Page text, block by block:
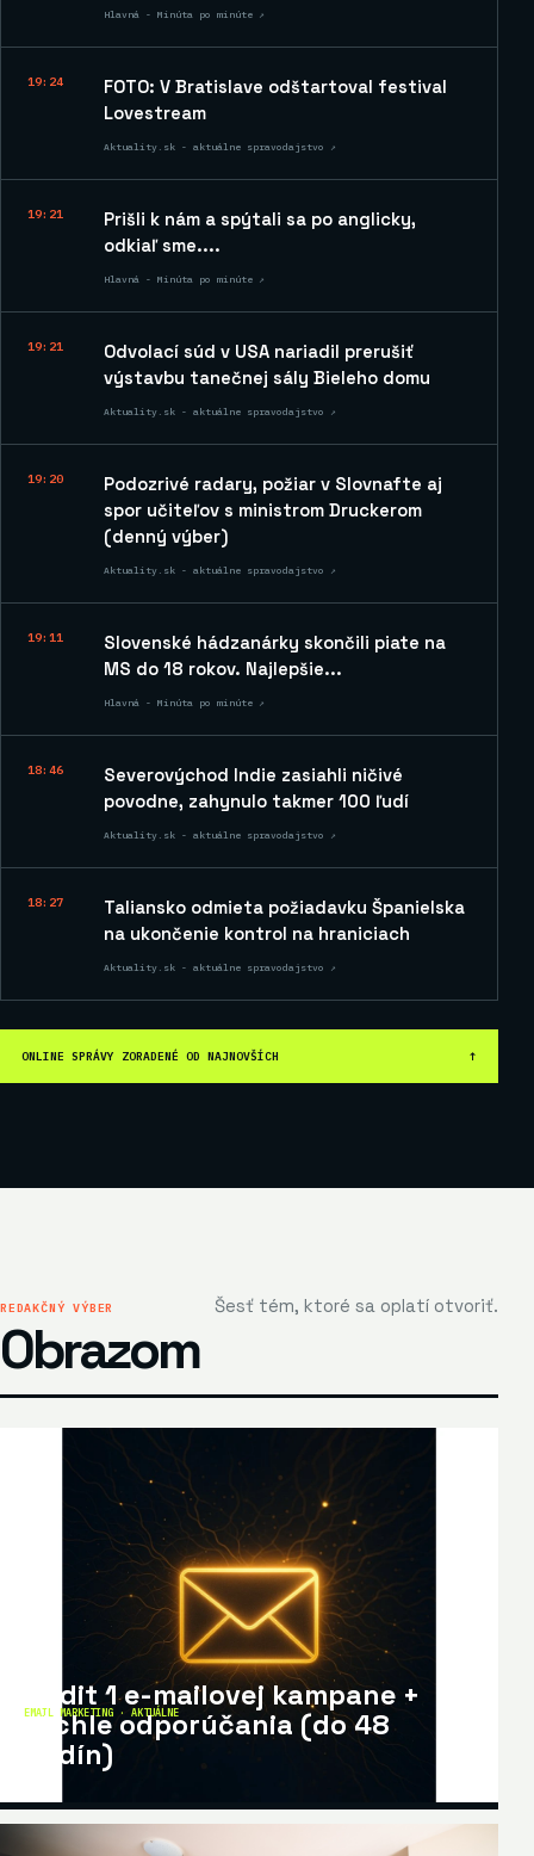
Hlavná - Minúta po minúte ↗
19:24
FOTO: V Bratislave odštartoval festival
Lovestream
Aktuality.sk - aktuálne spravodajstvo ↗
19:21
Prišli k nám a spýtali sa po anglicky,
odkiaľ sme....
Hlavná - Minúta po minúte ↗
19:21
Odvolací súd v USA nariadil prerušiť
výstavbu tanečnej sály Bieleho domu
Aktuality.sk - aktuálne spravodajstvo ↗
19:20
Podozrivé radary, požiar v Slovnafte aj
spor učiteľov s ministrom Druckerom
(denný výber)
Aktuality.sk - aktuálne spravodajstvo ↗
19:11
Slovenské hádzanárky skončili piate na
MS do 18 rokov. Najlepšie...
Hlavná - Minúta po minúte ↗
18:46
Severovýchod Indie zasiahli ničivé
povodne, zahynulo takmer 100 ľudí
Aktuality.sk - aktuálne spravodajstvo ↗
18:27
Taliansko odmieta požiadavku Španielska
na ukončenie kontrol na hraniciach
Aktuality.sk - aktuálne spravodajstvo ↗
ONLINE SPRÁVY ZORADENÉ OD NAJNOVŠÍCH ↑
REDAKČNÝ VÝBER
Obrazom
Šesť tém, ktoré sa oplatí otvoriť.
EMAIL MARKETING · AKTUÁLNE
Audit 1 e-mailovej kampane +
rýchle odporúčania (do 48
hodín)